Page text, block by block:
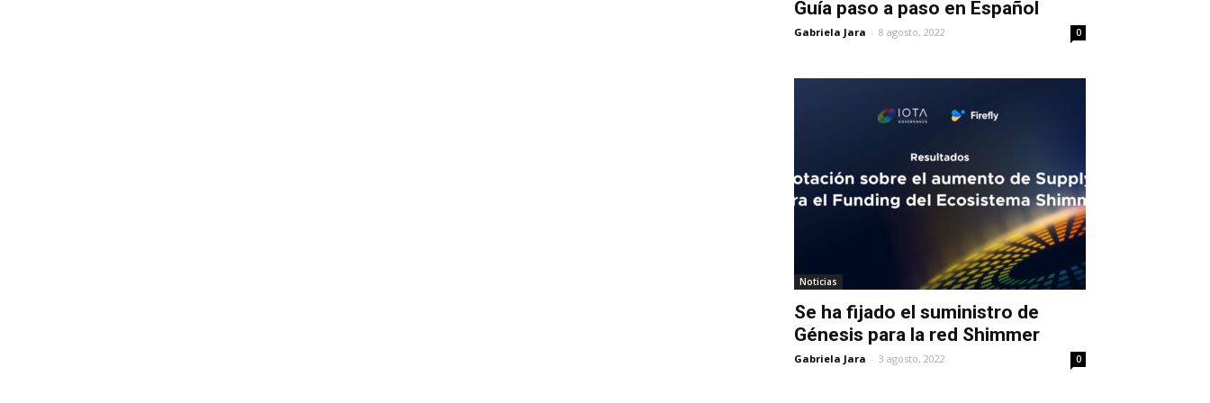
Guía paso a paso en Español
Gabriela Jara - 8 agosto, 2022 0
Noticias
Se ha fijado el suministro de
Génesis para la red Shimmer
Gabriela Jara - 3 agosto, 2022 0